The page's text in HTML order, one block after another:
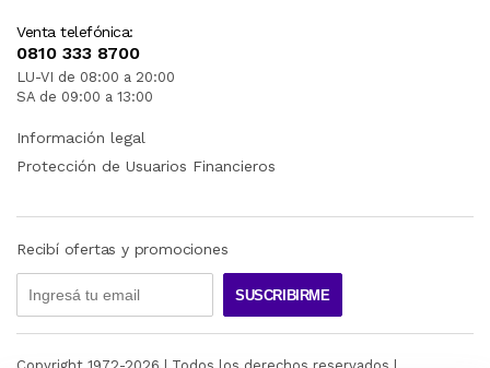
Venta telefónica:
0810 333 8700
LU-VI de 08:00 a 20:00
SA de 09:00 a 13:00
Información legal
Protección de Usuarios Financieros
Recibí ofertas y promociones
SUSCRIBIRME